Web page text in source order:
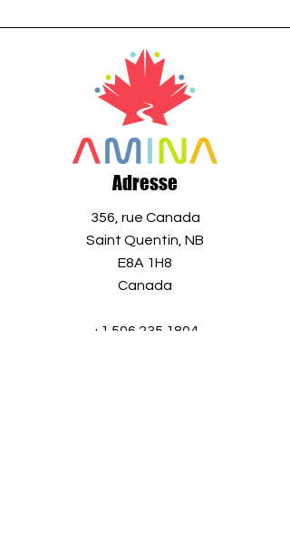
Adresse
356, rue Canada
Saint Quentin, NB
E8A 1H8
Canada
+1 506 235 1804